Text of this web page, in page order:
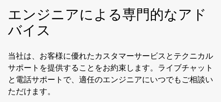
エンジニアによる専門的なアド
バイス
当社は、お客様に優れたカスタマーサービスとテクニカル
サポートを提供することをお約束します。ライブチャット
と電話サポートで、適任のエンジニアにいつでもご相談い
ただけます。